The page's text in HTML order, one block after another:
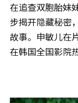
在追查双胞胎妹
步揭开隐藏秘密
故事。申敏儿在
在韩国全国影院